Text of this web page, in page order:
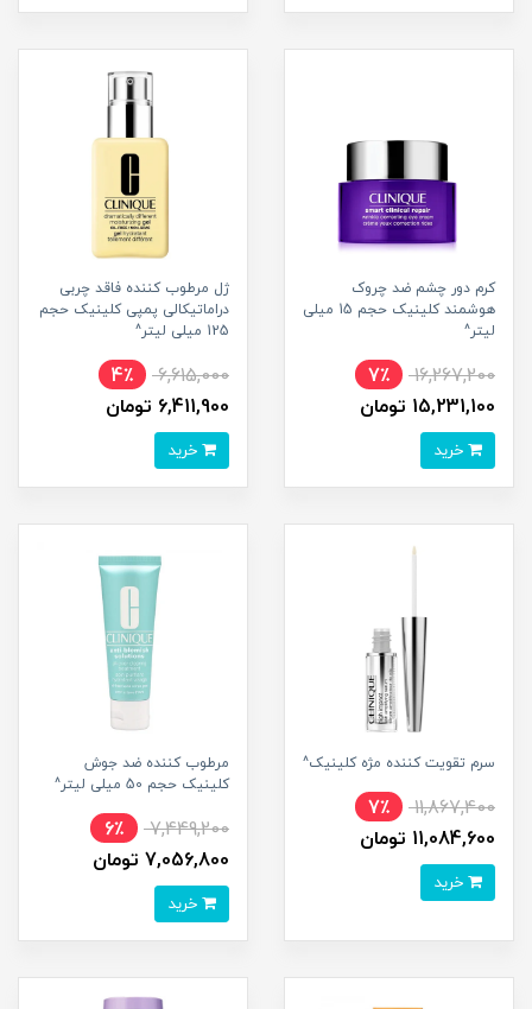
کرم دور چشم ضد چروک
هوشمند کلینیک حجم 15 میلی
لیتر^
16,267,200
7٪
15,231,100 تومان
ژل مرطوب کننده فاقد چربی
دراماتیکالی پمپی کلینیک حجم
125 میلی لیتر^
6,615,000
4٪
6,411,900 تومان
سرم تقویت کننده مژه کلینیک^
11,867,400
7٪
11,084,600 تومان
مرطوب کننده ضد جوش
کلینیک حجم 50 میلی لیتر^
7,449,200
6٪
7,056,800 تومان